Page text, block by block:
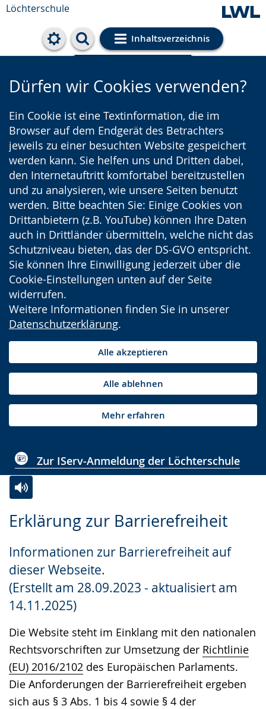
Löchterschule
Inhaltsverzeichnis
Cookie-Einstellungen
Dürfen wir Cookies verwenden?
Ein Cookie ist eine Textinformation, die im
Browser auf dem Endgerät des Betrachters
jeweils zu einer besuchten Website gespeichert
werden kann. Sie helfen uns und Dritten dabei,
den Internetauftritt komfortabel bereitzustellen
und zu analysieren, wie unsere Seiten benutzt
werden. Bitte beachten Sie: Einige Cookies von
Drittanbietern (z.B. YouTube) können Ihre Daten
auch in Drittländer übermitteln, welche nicht das
Schutzniveau bieten, das der DS-GVO entspricht.
Sie können Ihre Einwilligung jederzeit über die
Cookie-Einstellungen unten auf der Seite
widerrufen.
Weitere Informationen finden Sie in unserer
Datenschutzerklärung.
Alle akzeptieren
Alle ablehnen
Mehr erfahren
Zur IServ-Anmeldung der Löchterschule
Erklärung zur Barrierefreiheit
Informationen zur Barrierefreiheit auf
dieser Webseite.
(Erstellt am 28.09.2023 - aktualisiert am
14.11.2025)
Die Website steht im Einklang mit den nationalen
Rechtsvorschriften zur Umsetzung der Richtlinie
(EU) 2016/2102 des Europäischen Parlaments.
Die Anforderungen der Barrierefreiheit ergeben
sich aus § 3 Abs. 1 bis 4 sowie § 4 der
Leichten
wechseln.
Audio-
Video
Deutscher
Gebärdensprache
wird
angezeigt.